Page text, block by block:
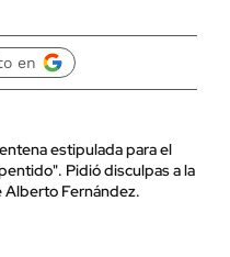
en
estipulada para el
Pidió disculpas a la
Alberto Fernández.